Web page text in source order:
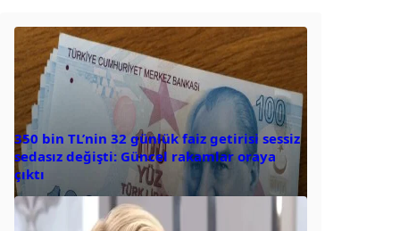
350 bin TL’nin 32 günlük faiz getirisi sessiz
sedasız değişti: Güncel rakamlar oraya
çıktı